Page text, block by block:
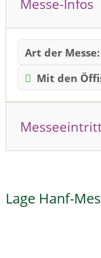
Messe-Infos
Art der Messe:
Mit den
Lage Hanf-